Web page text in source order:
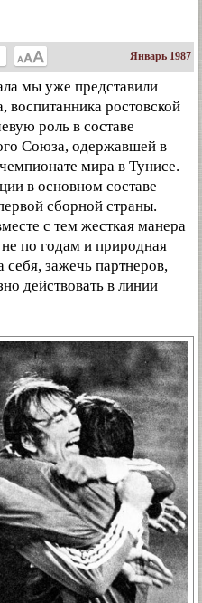
Январь 1987
мы уже представили
воспитанника ростовской
роль в составе
Союза, одержавшей в
мира в Тунисе.
в основном составе
сборной страны.
с тем жесткая манера
по годам и природная
себя, зажечь партнеров,
действовать в линии